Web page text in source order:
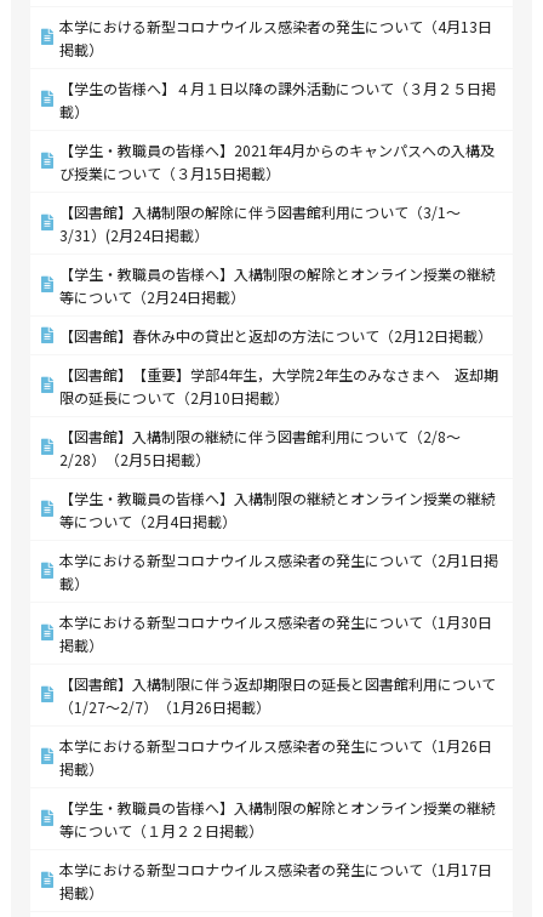
本学における新型コロナウイルス感染者の発生について（4月13日
掲載）
【学生の皆様へ】４月１日以降の課外活動について（３月２５日掲
載）
【学生・教職員の皆様へ】2021年4月からのキャンパスへの入構及
び授業について（３月15日掲載）
【図書館】入構制限の解除に伴う図書館利用について（3/1～
3/31）(2月24日掲載）
【学生・教職員の皆様へ】入構制限の解除とオンライン授業の継続
等について（2月24日掲載）
【図書館】春休み中の貸出と返却の方法について（2月12日掲載）
【図書館】【重要】学部4年生，大学院2年生のみなさまへ 返却期
限の延長について（2月10日掲載）
【図書館】入構制限の継続に伴う図書館利用について（2/8～
2/28）（2月5日掲載）
【学生・教職員の皆様へ】入構制限の継続とオンライン授業の継続
等について（2月4日掲載）
本学における新型コロナウイルス感染者の発生について（2月1日掲
載）
本学における新型コロナウイルス感染者の発生について（1月30日
掲載）
【図書館】入構制限に伴う返却期限日の延長と図書館利用について
（1/27～2/7）（1月26日掲載）
本学における新型コロナウイルス感染者の発生について（1月26日
掲載）
【学生・教職員の皆様へ】入構制限の解除とオンライン授業の継続
等について（１月２２日掲載）
本学における新型コロナウイルス感染者の発生について（1月17日
掲載）